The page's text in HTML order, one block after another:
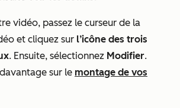
vidéo, passez le curseur de la
et cliquez sur l’icône des trois
. Ensuite, sélectionnez Modifier.
sur le montage de vos